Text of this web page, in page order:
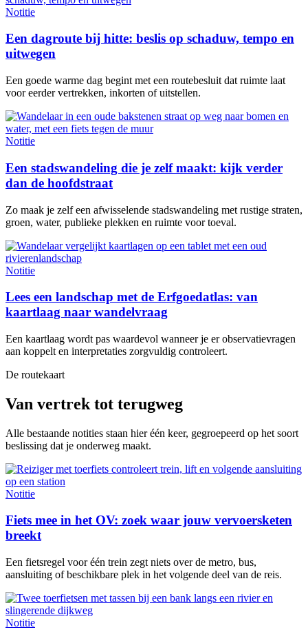
Notitie
Een dagroute bij hitte: beslis op schaduw, tempo en
uitwegen
Een goede warme dag begint met een routebesluit dat ruimte laat
voor eerder vertrekken, inkorten of uitstellen.
Notitie
Een stadswandeling die je zelf maakt: kijk verder
dan de hoofdstraat
Zo maak je zelf een afwisselende stadswandeling met rustige straten,
groen, water, publieke plekken en ruimte voor toeval.
Notitie
Lees een landschap met de Erfgoedatlas: van
kaartlaag naar wandelvraag
Een kaartlaag wordt pas waardevol wanneer je er observatievragen
aan koppelt en interpretaties zorgvuldig controleert.
De routekaart
Van vertrek tot terugweg
Alle bestaande notities staan hier één keer, gegroepeerd op het soort
beslissing dat je onderweg maakt.
Notitie
Fiets mee in het OV: zoek waar jouw vervoersketen
breekt
Een fietsregel voor één trein zegt niets over de metro, bus,
aansluiting of beschikbare plek in het volgende deel van de reis.
Notitie